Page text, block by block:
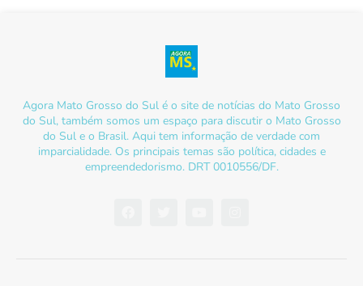
Agora Mato Grosso do Sul é o site de notícias do Mato Grosso
do Sul, também somos um espaço para discutir o Mato Grosso
do Sul e o Brasil. Aqui tem informação de verdade com
imparcialidade. Os principais temas são política, cidades e
empreendedorismo. DRT 0010556/DF.